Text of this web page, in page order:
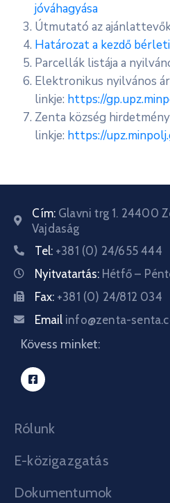
jóváhagyása
Útmutató az
Határozat a kezdő
Parcellák listája a
Elektronikus nyilvános
linkje: https://
Zenta község
linkje: https://
Cím: Glavni trg 1. 24400
Vajdaság
Tel: +381 (0) 24/655 444
Nyitvatartás: Hétfő –
Fax: +381 (0) 24/812 034
Email info@zenta-
Kövess minket:
Rólunk
E-közigazgatás
Dokumentumok